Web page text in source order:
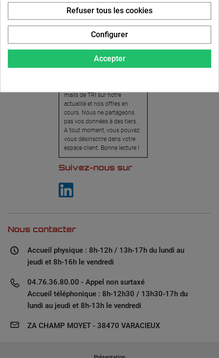
Pour recevoir notre
newsletter, nous vous
invitons à créer votre espace
client (cliquez sur « Compte »
en haut à droite de la page) et
cliquer sur « oui » pour vous
mails de TRI sur notre
actualité et nos offres en
cours. Nous ne partageons
pas vos données à des tiers.
A tout moment, vous pouvez
vous désinscrire dans votre
espace client. Bonne lecture !
Suivez-nous sur
Nous contacter
Accueil physique : 8h-12h / 13h-17h du lundi au
jeudi et 8h-16h le vendredi
04.76.36.80.00 - Appel non surtaxé
Accueil téléphonique : 8h-12h30 / 13h30-17h du
lundi au jeudi et 8h-13h le vendredi
ZA CHAMP MOYET - 38470 VARACIEUX
Accepter
Refuser tous les cookies
Configurer